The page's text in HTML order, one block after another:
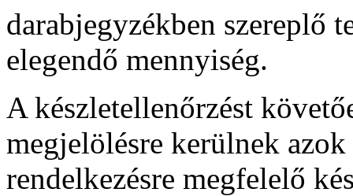
darabjegyzékben szereplő
elegendő mennyiség.
A készletellenőrzést
megjelölésre kerülnek
rendelkezésre megfelelő